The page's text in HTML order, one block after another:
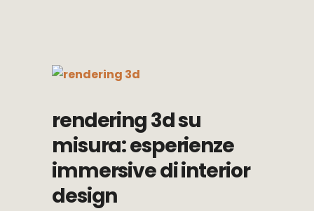
rendering 3d su
misura: esperienze
immersive di interior
design